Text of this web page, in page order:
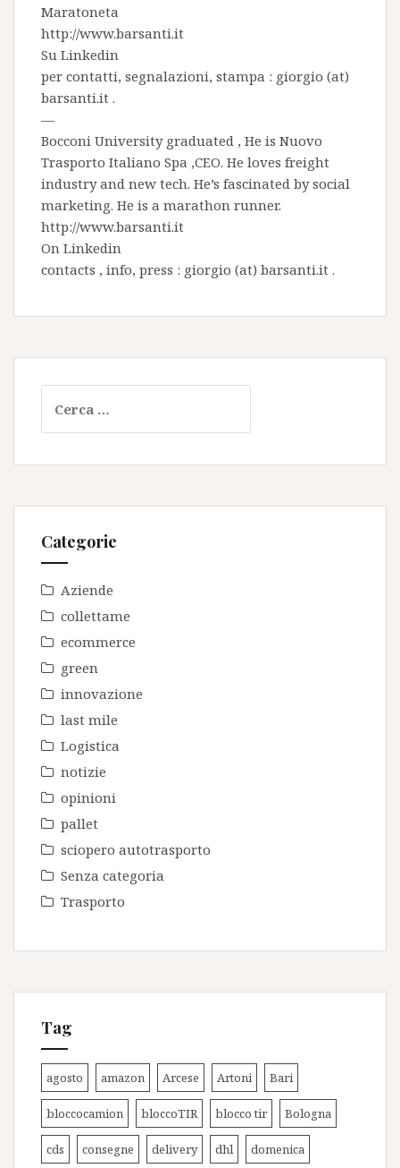
Maratoneta
http://www.barsanti.it
Su Linkedin
per contatti, segnalazioni, stampa : giorgio (at)
barsanti.it .
—
Bocconi University graduated , He is Nuovo
Trasporto Italiano Spa ,CEO. He loves freight
industry and new tech. He’s fascinated by social
marketing. He is a marathon runner.
http://www.barsanti.it
On Linkedin
contacts , info, press : giorgio (at) barsanti.it .
per:
Categorie
Aziende
collettame
ecommerce
green
innovazione
last mile
Logistica
notizie
opinioni
pallet
sciopero autotrasporto
Senza categoria
Trasporto
Tag
agosto amazon Arcese Artoni Bari
bloccocamion bloccoTIR blocco tir Bologna
cds consegne delivery dhl domenica